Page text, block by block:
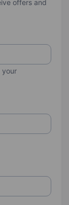
offers and
your